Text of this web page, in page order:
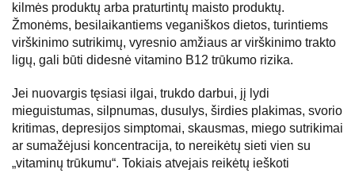
kilmės produktų arba praturtintų maisto produktų.
Žmonėms, besilaikantiems veganiškos dietos, turintiems
virškinimo sutrikimų, vyresnio amžiaus ar virškinimo trakto
ligų, gali būti didesnė vitamino B12 trūkumo rizika.
Jei nuovargis tęsiasi ilgai, trukdo darbui, jį lydi
mieguistumas, silpnumas, dusulys, širdies plakimas, svorio
kritimas, depresijos simptomai, skausmas, miego sutrikimai
ar sumažėjusi koncentracija, to nereikėtų sieti vien su
„vitaminų trūkumu“. Tokiais atvejais reikėtų ieškoti